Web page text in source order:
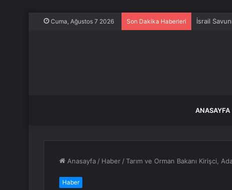
Cuma, Ağustos 7 2026 Son Dakika Haberleri İsrail
ANASAYFA
Anasayfa / Haber /Tarım ve Orman Bakanı Kirişci,
Haber